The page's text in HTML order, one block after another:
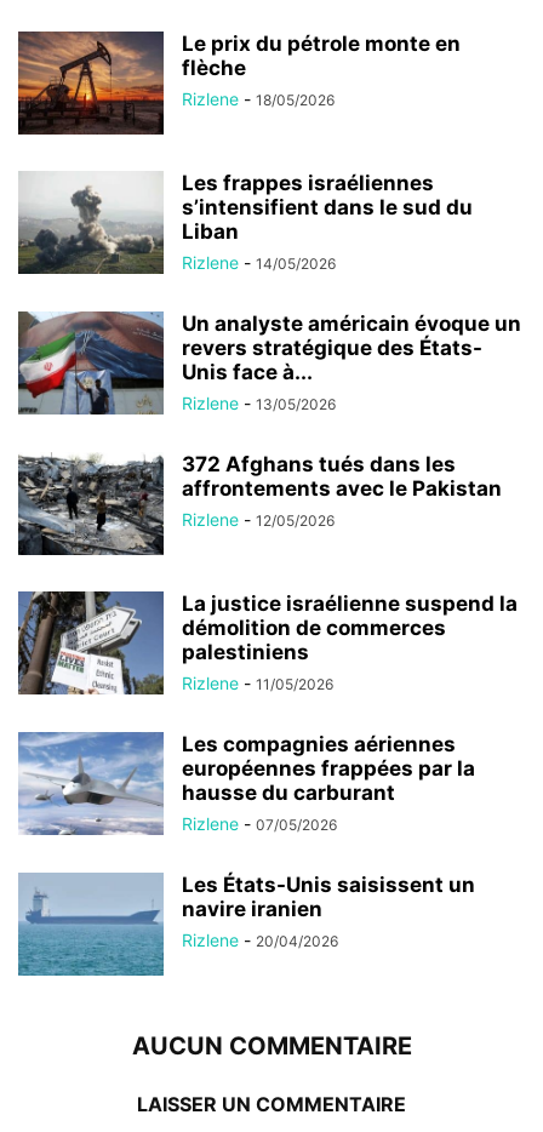
Le prix du pétrole monte en
flèche
Rizlene - 18/05/2026
Les frappes israéliennes
s’intensifient dans le sud du
Liban
Rizlene - 14/05/2026
Un analyste américain évoque un
revers stratégique des États-
Unis face à...
Rizlene - 13/05/2026
372 Afghans tués dans les
affrontements avec le Pakistan
Rizlene - 12/05/2026
La justice israélienne suspend la
démolition de commerces
palestiniens
Rizlene - 11/05/2026
Les compagnies aériennes
européennes frappées par la
hausse du carburant
Rizlene - 07/05/2026
Les États-Unis saisissent un
navire iranien
Rizlene - 20/04/2026
AUCUN COMMENTAIRE
LAISSER UN COMMENTAIRE